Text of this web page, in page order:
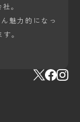
。
魅力的になっ
。